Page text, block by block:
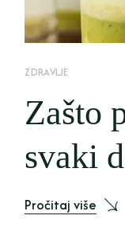
ZDRAVLJE
Zašto
svaki
Pročitaj više